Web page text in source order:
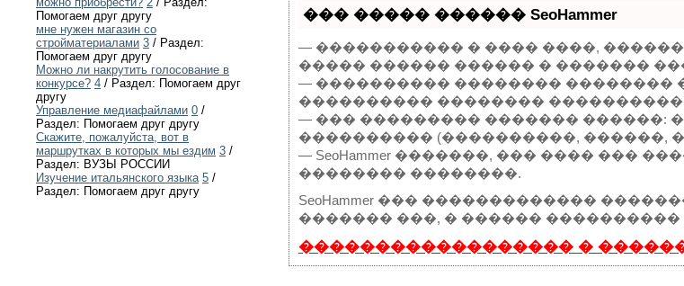
Помогаем друг другу
мне нужен магазин со
стройматериалами 3 / Раздел:
Помогаем друг другу
Можно ли накрутить голосование в
конкурсе? 4 / Раздел: Помогаем друг
другу
Управление медиафайлами 0 /
Раздел: Помогаем друг другу
Скажите, пожалуйста, вот в
маршрутках в которых мы ездим 3 /
Раздел: ВУЗЫ РОССИИ
Изучение итальянского языка 5 /
Раздел: Помогаем друг другу
��� ����� ������ SeoHammer
— ����������� � ���� ����,
����� ������ ������ � �������
— ���������� �������� ��������
���������� ��������
— ��� ��������� ������� ������:
���������� (����������, ������,
— SeoHammer �������, ��� ���� ���
�������� ��������.
SeoHammer ��� �������������
������� ���, � ������
������������������ �